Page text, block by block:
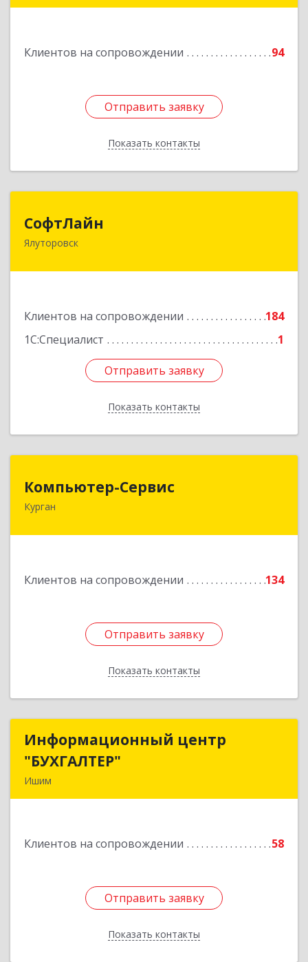
Клиентов на сопровождении 94
Отправить заявку
Показать контакты
Отправить заявку
Назад
СофтЛайн
Ялуторовск
Клиентов на сопровождении
184
1С:Специалист
1
Отправить заявку
Показать контакты
627010, Тюменская обл, Ялуторовский р-н,
Отправить заявку
Назад
Компьютер-Сервис
Курган
Клиентов на сопровождении 134
Отправить заявку
Показать контакты
Отправить заявку
Назад
Информационный центр
"БУХГАЛТЕР"
Ишим
Клиентов на сопровождении 58
Отправить заявку
Показать контакты
Информационный центр
Подробнее
Отправить заявку
Назад